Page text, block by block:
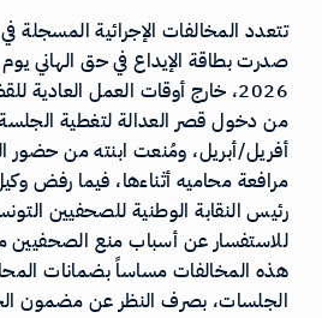
تتعدد المخالفات الإجرائية المسجلة
2026، خارج أوقات العمل
أفريل/أبريل، ومُنعت ابنته من
مرافعة محاميه أثناءها، فيما رفض
رئيس النقابة الوطنية للصحفيين
للاستفسار عن أسباب منع
هذه المخالفات مساساً بضمانات
الجلسات، بصرف النظر عن مضمون